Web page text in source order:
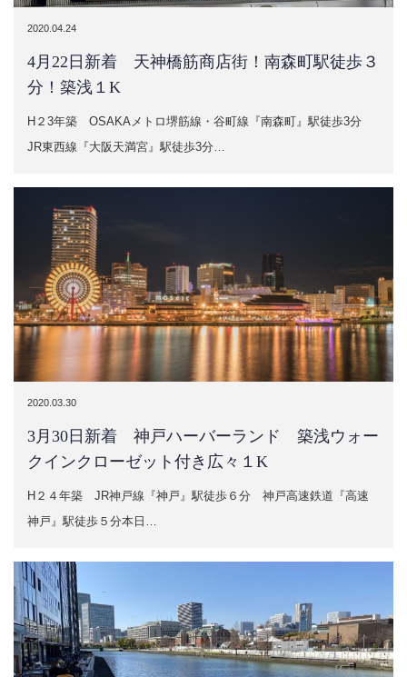
2020.04.24
4月22日新着 天神橋筋商店街！南森町駅徒歩３
分！築浅１K
H２3年築 OSAKAメトロ堺筋線・谷町線『南森町』駅徒歩3分
JR東西線『大阪天満宮』駅徒歩3分…
2020.03.30
3月30日新着 神戸ハーバーランド 築浅ウォー
クインクローゼット付き広々１K
H２４年築 JR神戸線『神戸』駅徒歩６分 神戸高速鉄道『高速
神戸』駅徒歩５分本日…